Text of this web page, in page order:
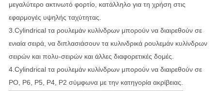
μεγαλύτερο ακτινωτό φορτίο, κατάλληλο για τη χρήση στις
εφαρμογές υψηλής ταχύτητας.
3.Cylindrical τα ρουλεμάν κυλίνδρων μπορούν να διαιρεθούν σε
ενιαία σειρά, να διπλασιάσουν τα κυλινδρικά ρουλεμάν κυλίνδρων
σειρών και πολυ-σειρών και άλλες διαφορετικές δομές.
4.Cylindrical τα ρουλεμάν κυλίνδρων μπορούν να διαιρεθούν σε
PO, P6, P5, P4, P2 σύμφωνα με την κατηγορία ακρίβειας.